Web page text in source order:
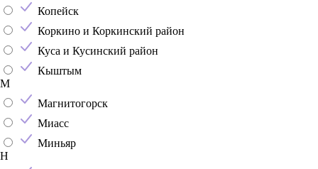
Копейск
Коркино и Коркинский район
Куса и Кусинский район
Кыштым
М
Магнитогорск
Миасс
Миньяр
Н